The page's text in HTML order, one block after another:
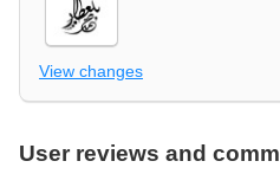
View changes
User reviews and